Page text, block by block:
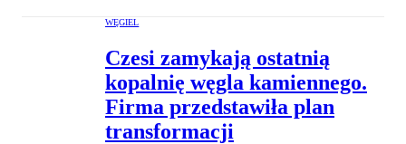
WĘGIEL
Czesi zamykają ostatnią
kopalnię węgla kamiennego.
Firma przedstawiła plan
transformacji